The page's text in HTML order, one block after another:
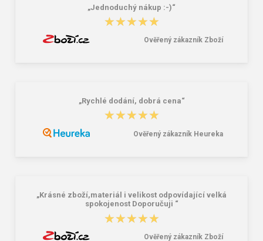
„Jednoduchý nákup :-)“
★★★★★
★★★★★
Ověřený zákazník Zboží
„Rychlé dodání, dobrá cena“
★★★★★
★★★★★
Ověřený zákazník Heureka
„Krásné zboží,materiál i velikost odpovídající velká
spokojenost Doporučuji “
★★★★★
★★★★★
Ověřený zákazník Zboží